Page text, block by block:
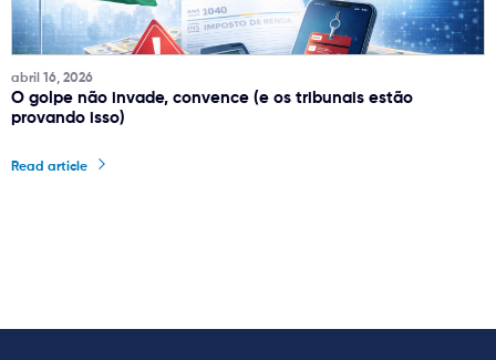
abril 16, 2026
O golpe não invade, convence (e os tribunais estão
provando isso)
Read article